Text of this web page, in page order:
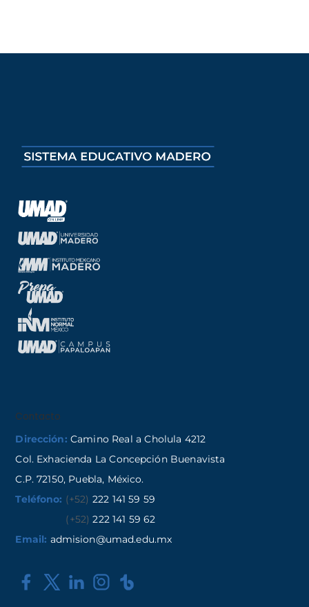
Contacto
Dirección: Camino Real a Cholula 4212
Col. Exhacienda La Concepción Buenavista
C.P. 72150, Puebla, México.
Teléfono: (+52) 222 141 59 59
(+52) 222 141 59 62
Email: admision@umad.edu.mx